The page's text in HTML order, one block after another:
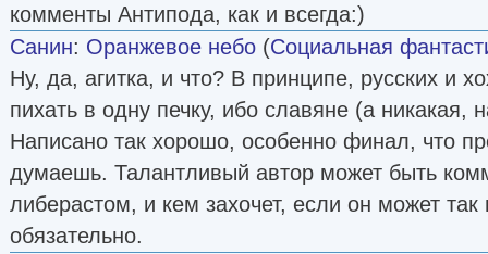
комменты Антипода, как и всегда:)
Санин: Оранжевое небо (Социальная
Ну, да, агитка, и что? В принципе, русских и
пихать в одну печку, ибо славяне (а
Написано так хорошо, особенно финал, что
думаешь. Талантливый автор может быть
либерастом, и кем захочет, если он может
обязательно.